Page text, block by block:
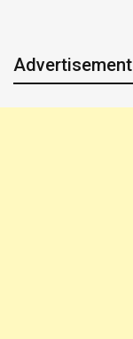
Advertisement